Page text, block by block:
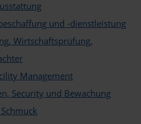
und -dienstleistung
Wirtschaftsprüfung,
Management
Security und Bewachung